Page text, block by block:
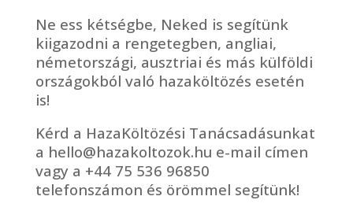
Ne ess kétségbe, Neked is segítünk
kiigazodni a rengetegben, angliai,
németországi, ausztriai és más külföldi
országokból való hazaköltözés esetén
is!
Kérd a HazaKöltözési Tanácsadásunkat
a hello@hazakoltozok.hu e-mail címen
vagy a +44 75 536 96850
telefonszámon és örömmel segítünk!